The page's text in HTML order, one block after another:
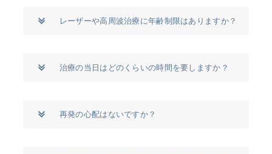
レーザーや高周波治療に年齢制限はありますか？
治療の当日はどのくらいの時間を要しますか？
再発の心配はないですか？